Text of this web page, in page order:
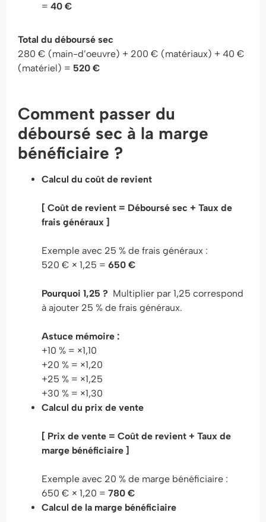
= 40 €
Total du déboursé sec
280 € (main-d’oeuvre) + 200 € (matériaux) + 40 €
(matériel) = 520 €
Comment passer du
déboursé sec à la marge
bénéficiaire ?
Calcul du coût de revient
[ Coût de revient = Déboursé sec + Taux de
frais généraux ]
Exemple avec 25 % de frais généraux :
520 € × 1,25 = 650 €
Pourquoi 1,25 ? Multiplier par 1,25 correspond
à ajouter 25 % de frais généraux.
Astuce mémoire :
+10 % = ×1,10
+20 % = ×1,20
+25 % = ×1,25
+30 % = ×1,30
Calcul du prix de vente
[ Prix de vente = Coût de revient + Taux de
marge bénéficiaire ]
Exemple avec 20 % de marge bénéficiaire :
650 € × 1,20 = 780 €
Calcul de la marge bénéficiaire